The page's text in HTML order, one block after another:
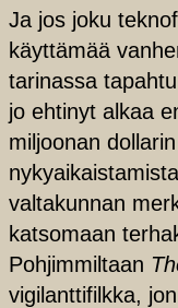
Ja jos joku
käyttämää
tarinassa
jo ehtinyt alkaa
miljoonan
valtakunnan
katsomaan
Pohjimmiltaan
vigilanttifilkka,